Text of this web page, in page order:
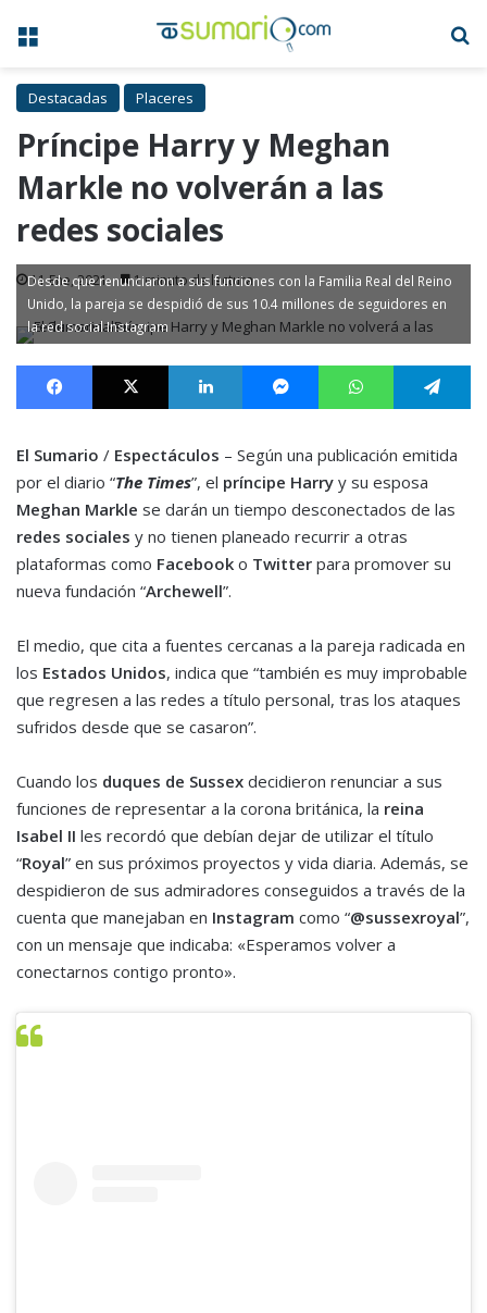
Menú
Destacadas Placeres
Príncipe Harry y Meghan
Markle no volverán a las
redes sociales
11 Ene, 2021 1 minuto de lectura
Desde que renunciaron a sus funciones con la Familia Real del Reino
Unido, la pareja se despidió de sus 10.4 millones de seguidores en
la red social Instagram
Facebook X LinkedIn MessengerWhatsApp
El Sumario / Espectáculos – Según una publicación emitida
por el diario “The Times”, el príncipe Harry y su esposa
Meghan Markle se darán un tiempo desconectados de las
redes sociales y no tienen planeado recurrir a otras
plataformas como Facebook o Twitter para promover su
nueva fundación “Archewell”.
El medio, que cita a fuentes cercanas a la pareja radicada en
los Estados Unidos, indica que “también es muy improbable
que regresen a las redes a título personal, tras los ataques
sufridos desde que se casaron”.
Cuando los duques de Sussex decidieron renunciar a sus
funciones de representar a la corona británica, la reina
Isabel II les recordó que debían dejar de utilizar el título
“Royal” en sus próximos proyectos y vida diaria. Además, se
despidieron de sus admiradores conseguidos a través de la
cuenta que manejaban en Instagram como “@sussexroyal”,
con un mensaje que indicaba: «Esperamos volver a
conectarnos contigo pronto».